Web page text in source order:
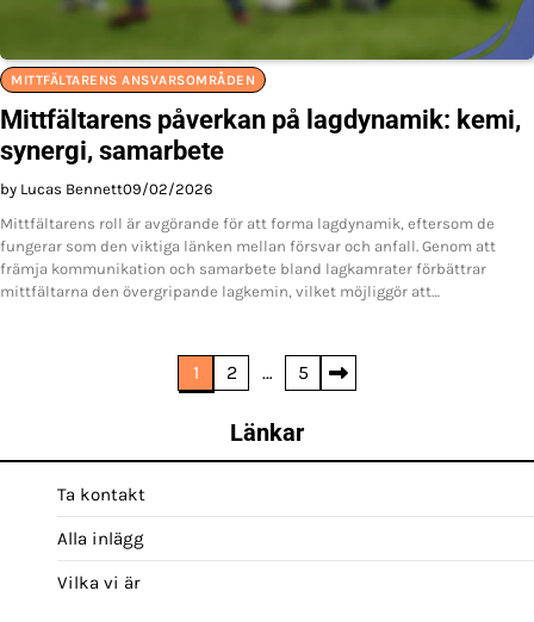
MITTFÄLTARENS ANSVARSOMRÅDEN
Mittfältarens påverkan på lagdynamik: kemi,
synergi, samarbete
by Lucas Bennett09/02/2026
Mittfältarens roll är avgörande för att forma lagdynamik, eftersom de
fungerar som den viktiga länken mellan försvar och anfall. Genom att
främja kommunikation och samarbete bland lagkamrater förbättrar
mittfältarna den övergripande lagkemin, vilket möjliggör att…
1 2 … 5
Länkar
Ta kontakt
Alla inlägg
Vilka vi är